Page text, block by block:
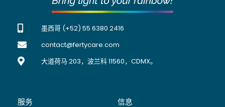
墨西哥 (+52) 55 6380 2416
contact@fertycare.com
大道荷马 203，波兰科 11560，CDMX。
服务 信息